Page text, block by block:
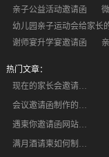
亲子公益活动邀请函
幼儿园亲子运动会给家长
谢师宴升学宴邀请函
热门文章：
现在的家长会邀请函都写什么
会议邀请函制作的注意事项及制作步骤
遇柬你邀请函网站制作一个H5婚礼请柬的步骤
满月酒请柬如何制作？哪个平台可以制作请柬？